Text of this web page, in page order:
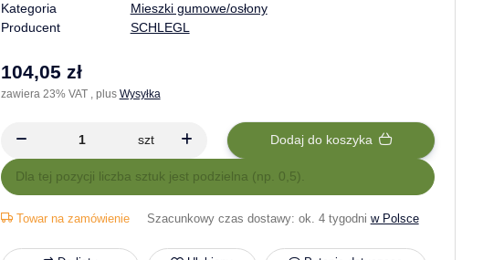
Kategoria
Mieszki gumowe/osłony
Producent
SCHLEGL
104,05 zł
zawiera 23% VAT , plus Wysyłka
szt Dodaj do koszyka
x
Dla tej pozycji liczba sztuk jest podzielna (np. 0,5).
Towar na zamówienie Szacunkowy czas dostawy: ok. 4 tygodni w Polsce